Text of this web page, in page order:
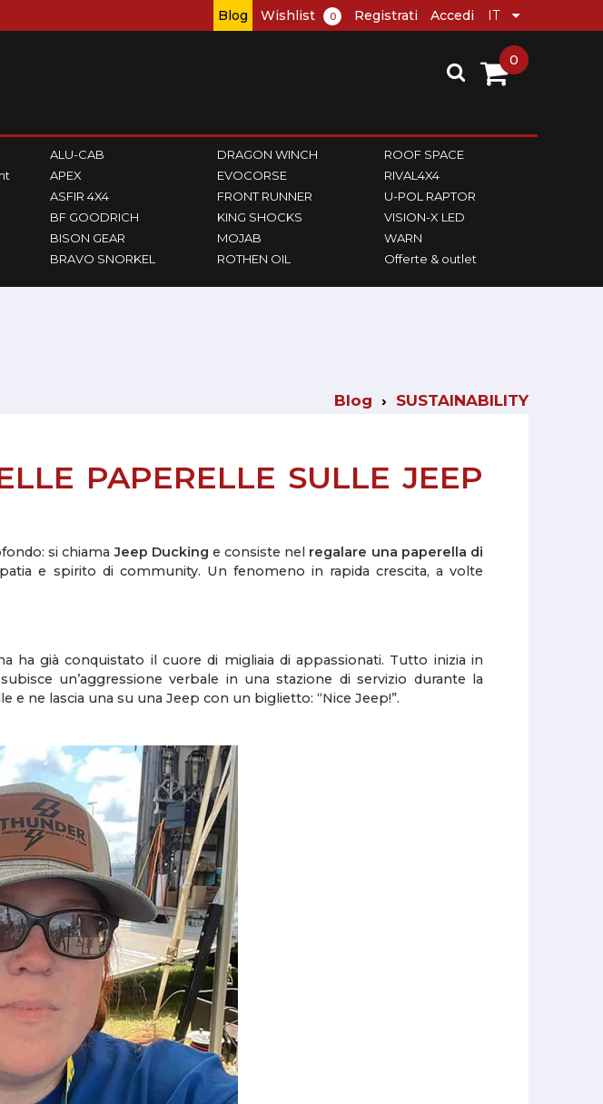
Blog Wishlist 0 Registrati Accedi
ALU-CAB
APEX
ASFIR 4X4
BF GOODRICH
BISON GEAR
BRAVO SNORKEL
DRAGON WINCH
EVOCORSE
FRONT RUNNER
KING SHOCKS
MOJAB
ROTHEN OIL
ROOF SPACE
RIVAL4X4
U-POL RAPTOR
VISION-X LED
WARN
Offerte & outlet
0
Blog SUSTAINABILITY
PAPERELLE SULLE JEEP
si chiamaJeep Ducking e consiste nel regalare una paperella di
e spirito di community. Un fenomeno in rapida crescita, a volte
ha già conquistato il cuore di migliaia di appassionati. Tutto inizia in
un’aggressione verbale in una stazione di servizio durante la
ne lascia una su una Jeep con un biglietto: “Nice Jeep!”.